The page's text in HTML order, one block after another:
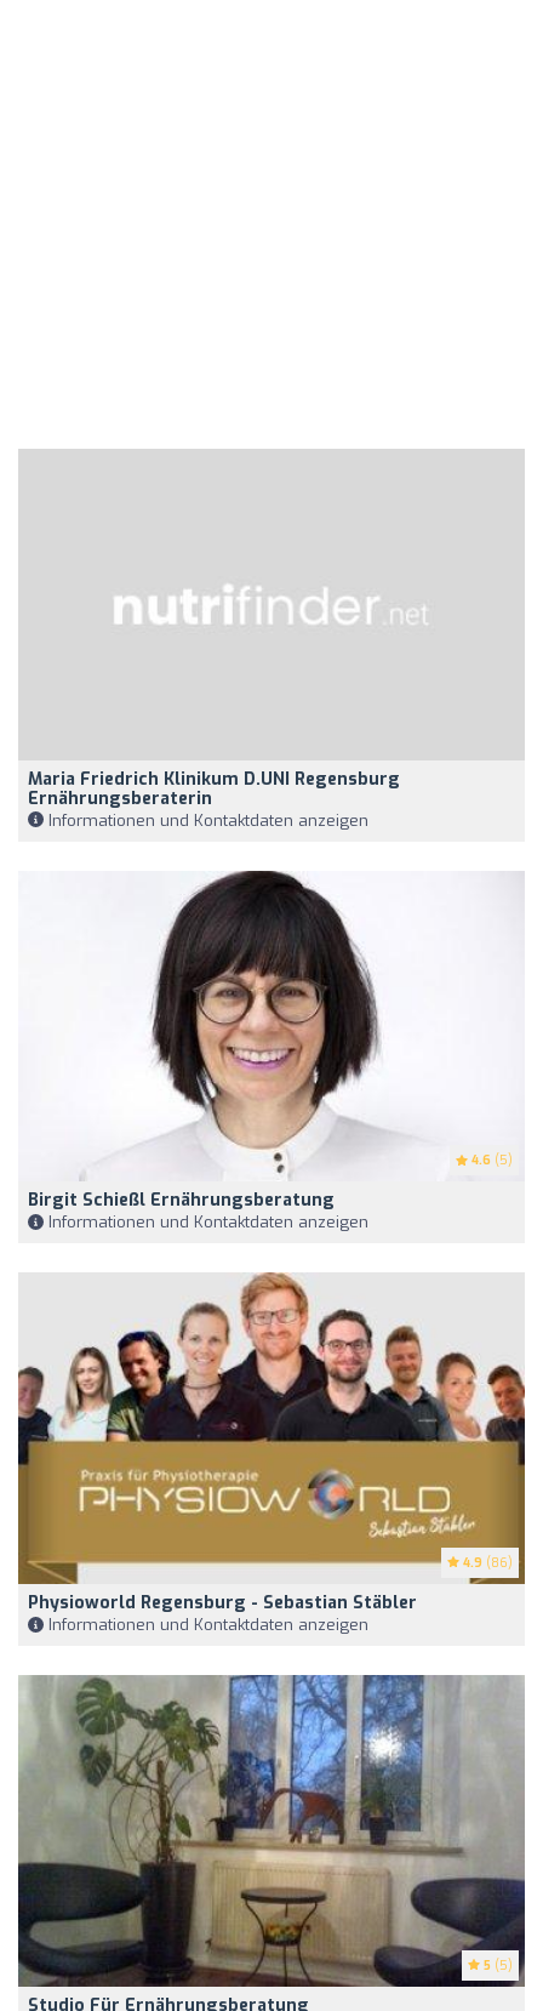
Maria Friedrich Klinikum D.UNI Regensburg
Ernährungsberaterin
Informationen und Kontaktdaten anzeigen
4.6 (5)
Birgit Schießl Ernährungsberatung
Informationen und Kontaktdaten anzeigen
4.9 (86)
Physioworld Regensburg - Sebastian Stäbler
Informationen und Kontaktdaten anzeigen
5 (5)
Studio Für Ernährungsberatung